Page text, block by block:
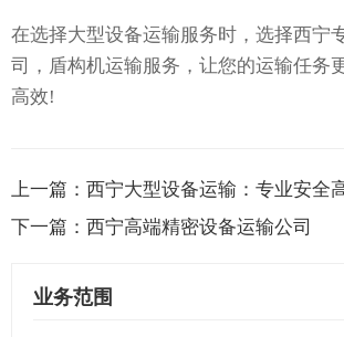
在选择大型设备运输服务时，选择西宁
司，盾构机运输服务，让您的运输任务
高效!
上一篇： 西宁大型设备运输：专业安全
下一篇： 西宁高端精密设备运输公司
业务范围